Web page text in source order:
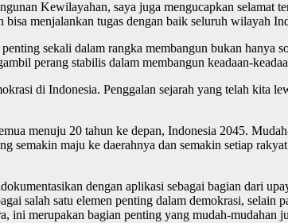
Kewilayahan, saya juga mengucapkan selamat
menjalankan tugas dengan baik seluruh wilayah
sekali dalam rangka membangun bukan hanya
perang stabilis dalam membangun keadaan-
di Indonesia. Penggalan sejarah yang telah kita
menuju 20 tahun ke depan, Indonesia 2045.
maju ke daerahnya dan semakin setiap
dengan aplikasi sebagai bagian dari
salah satu elemen penting dalam demokrasi,
merupakan bagian penting yang mudah-mudahan